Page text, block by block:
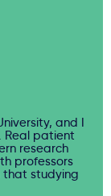
and I
Real patient
research
professors
that studying